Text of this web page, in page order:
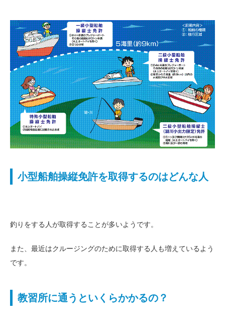
小型船舶操縦免許を取得するのはどんな人
釣りをする人が取得することが多いようです。
また、最近はクルージングのために取得する人も増えているよう
です。
教習所に通うといくらかかるの？